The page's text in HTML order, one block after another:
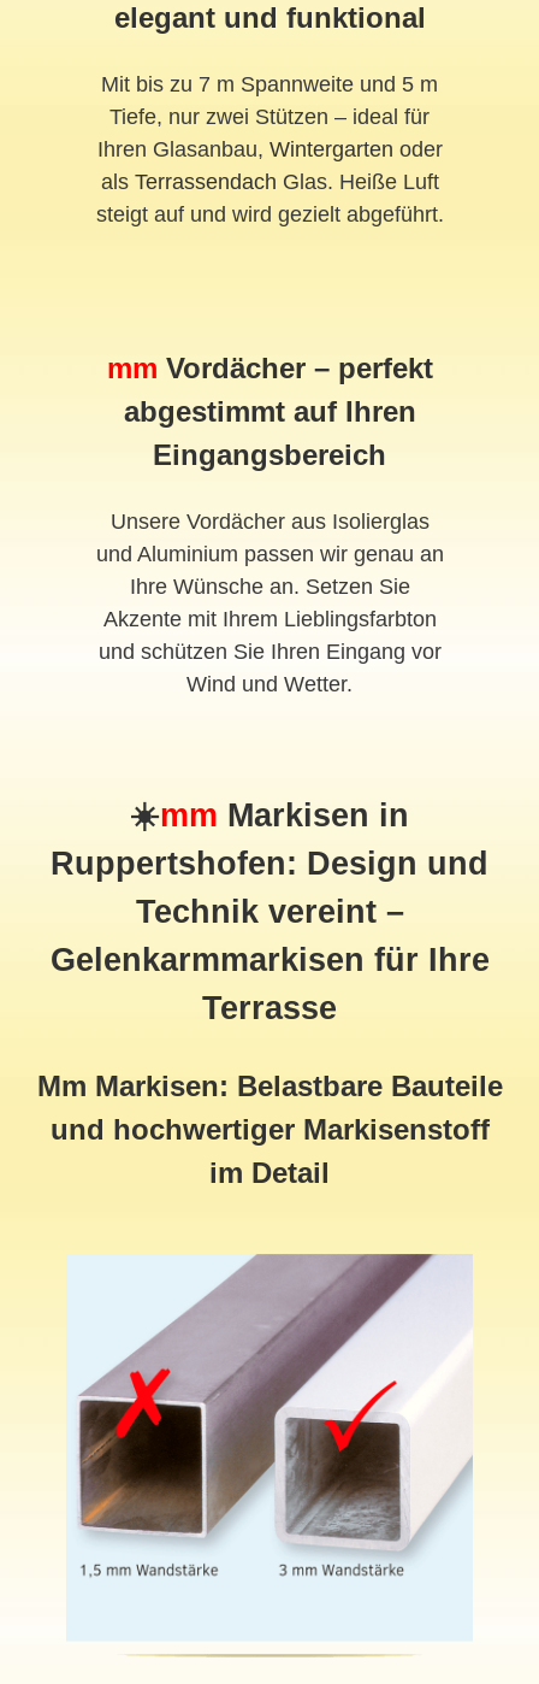
elegant und funktional
Mit bis zu 7 m Spannweite und 5 m
Tiefe, nur zwei Stützen – ideal für
Ihren Glasanbau, Wintergarten oder
als Terrassendach Glas. Heiße Luft
steigt auf und wird gezielt abgeführt.
mm Vordächer – perfekt
abgestimmt auf Ihren
Eingangsbereich
Unsere Vordächer aus Isolierglas
und Aluminium passen wir genau an
Ihre Wünsche an. Setzen Sie
Akzente mit Ihrem Lieblingsfarbton
und schützen Sie Ihren Eingang vor
Wind und Wetter.
☀️mm Markisen in
Ruppertshofen: Design und
Technik vereint –
Gelenkarmmarkisen für Ihre
Terrasse
Mm Markisen: Belastbare Bauteile
und hochwertiger Markisenstoff
im Detail